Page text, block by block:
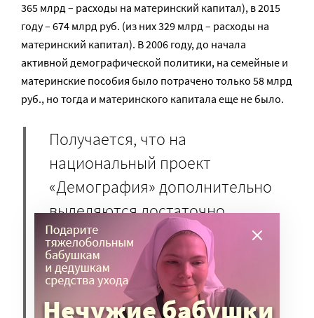
365 млрд – расходы на материнский капитал), в 2015
году – 674 млрд руб. (из них 329 млрд – расходы на
материнский капитал). В 2006 году, до начала
активной демографической политики, на семейные и
материнские пособия было потрачено только 58 млрд
руб., но тогда и материнского капитала еще не было.
Получается, что на
национальный проект
«Демография» дополнительно
выделяются достаточно
скромные деньги, так, на
ежемесячные выплаты пособий
на первого ребенка и на
третьего ребенка в семьях с